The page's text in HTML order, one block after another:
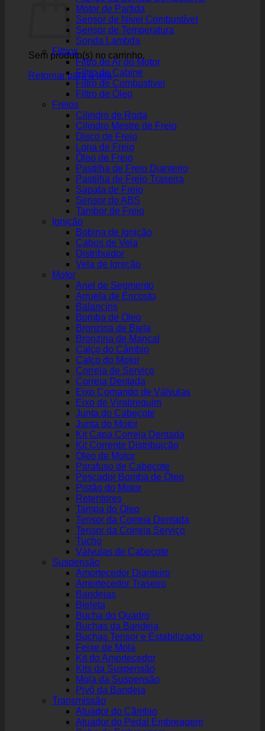
Sem produto(s) no carrinho.
Retornar para a loja
Motor de Partida
Sensor de Nível Combustível
Sensor de Temperatura
Sonda Lambda
Filtros
Filtro de Ar do Motor
Filtro de Cabine
Filtro de Combustível
Filtro de Óleo
Freios
Cilindro de Roda
Cilindro Mestre de Freio
Disco de Freio
Lona de Freio
Óleo de Freio
Pastilha de Freio Dianteiro
Pastilha de Freio Traseira
Sapata de Freio
Sensor do ABS
Tambor de Freio
Ignição
Bobina de Ignição
Cabos de Vela
Distribuidor
Vela de Ignição
Motor
Anel de Segmento
Arruela de Encosto
Balancins
Bomba de Óleo
Bronzina de Biela
Bronzina de Mancal
Calço do Câmbio
Calço do Motor
Correia de Serviço
Correia Dentada
Eixo Comando de Válvulas
Eixo de Virabrequim
Junta do Cabeçote
Junta do Motor
Kit Capa Correia Dentada
Kit Corrente Distribuição
Óleo de Motor
Parafuso de Cabeçote
Pescador Bomba de Óleo
Pistão do Motor
Retentores
Tampa do Óleo
Tensor da Correia Dentada
Tensor da Correia Serviço
Tucho
Válvulas de Cabeçote
Suspensão
Amortecedor Dianteiro
Amortecedor Traseiro
Bandejas
Bieleta
Bucha do Quadro
Buchas da Bandeja
Buchas Tensor e Estabilizador
Feixe de Mola
Kit do Amortecedor
Kits da Suspensão
Mola da Suspensão
Pivô da Bandeja
Transmissão
Atuador do Câmbio
Atuador do Pedal Embreagem